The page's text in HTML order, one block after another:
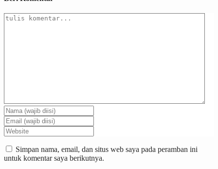
Simpan nama, email, dan situs web saya pada peramban ini
untuk komentar saya berikutnya.